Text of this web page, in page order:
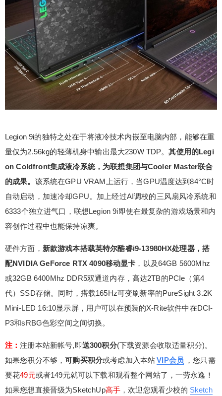
Legion 9i的独特之处在于将液冷技术内嵌至电脑内部，能够在重
量仅为2.56kg的轻薄机身中输出最大230W TDP。其使用的Legi
on Coldfront集成液冷系统，为联想集团与Cooler Master联合
的成果。 该系统在GPU VRAM上运行，当GPU温度达到84°C时
自动启动，加速冷却GPU。加上经过AI调校的三风扇风冷系统和
6333个独立进气口，联想Legion 9i即使在最复杂的游戏场景和内
容创作过程中也能保持凉爽。
硬件方面， 新款游戏本搭载英特尔酷睿i9-13980HX处理器，搭
配NVIDIA GeForce RTX 4090移动显卡 ，以及64GB 5600Mhz
或32GB 6400Mhz DDR5双通道内存，高达2TB的PCIe（第4
代）SSD存储。同时，搭载165Hz可变刷新率的PureSight 3.2K
Mini-LED 16:10显示屏，用户可以在预装的X-Rite软件中在DCI-
P3和sRBG色彩空间之间切换。
注：注册本站新帐号,即送300积分(下载资源会收取适量积分)。
如果您积分不够，可购买积分或考虑加入本站VIP会员 ，您只需
要花49元或者149元就可以下载和观看整个网站了，一劳永逸！
如果您想直接晋级为SketchUp高手 ，欢迎您观看少校的 Sketch
联想在德国柏林国际消费类电子展（IFA）上发布了
Legion 9i，这是全球首款配备独立液体冷却系统的1
6英寸游戏笔记本。
扫描二维码继续阅读